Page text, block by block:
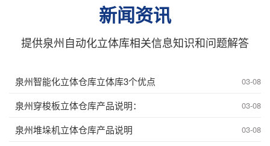
新闻资讯
提供泉州自动化立体库相关信息知识和问题解答
泉州智能化立体仓库立体库3个优点 03-08
泉州穿梭板立体仓库产品说明： 03-08
泉州堆垛机立体仓库产品说明 03-08